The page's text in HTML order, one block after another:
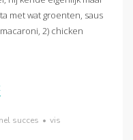
met wat groenten, saus
2) chicken
succes • vis